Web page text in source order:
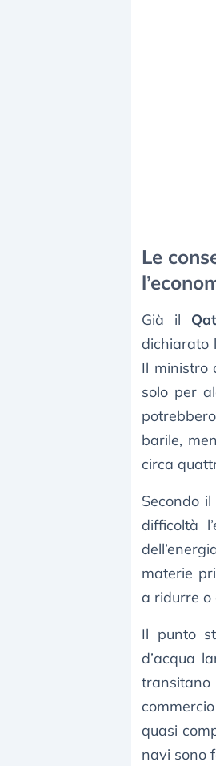
Le
Già il
dichiarato
Il ministro
solo per
barile,
circa
Secondo
difficoltà
materie
a ridurre o
Il punto
d’acqua
quasi
navi sono